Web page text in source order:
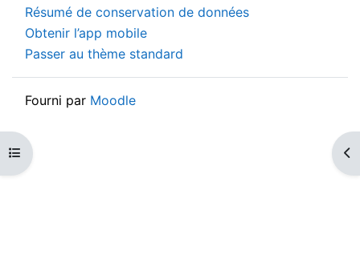
Ouvrir l’index du cours
Résumé de conservation de données
Obtenir l’app mobile
Passer au thème standard
Fourni par Moodle